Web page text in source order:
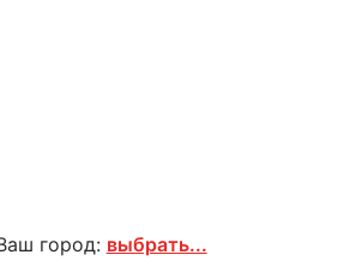
город: выбрать...